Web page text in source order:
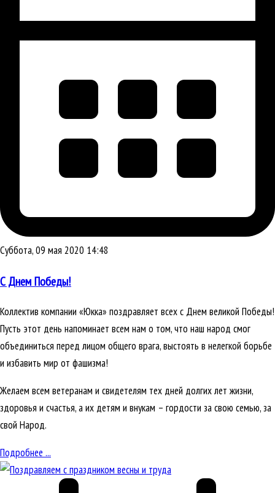
Суббота, 09 мая 2020 14:48
С Днем Победы!
Коллектив компании «Юкка» поздравляет всех с Днем великой Победы!
Пусть этот день напоминает всем нам о том, что наш народ смог
объединиться перед лицом общего врага, выстоять в нелегкой борьбе
и избавить мир от фашизма!
Желаем всем ветеранам и свидетелям тех дней долгих лет жизни,
здоровья и счастья, а их детям и внукам – гордости за свою семью, за
свой Народ.
Подробнее ...